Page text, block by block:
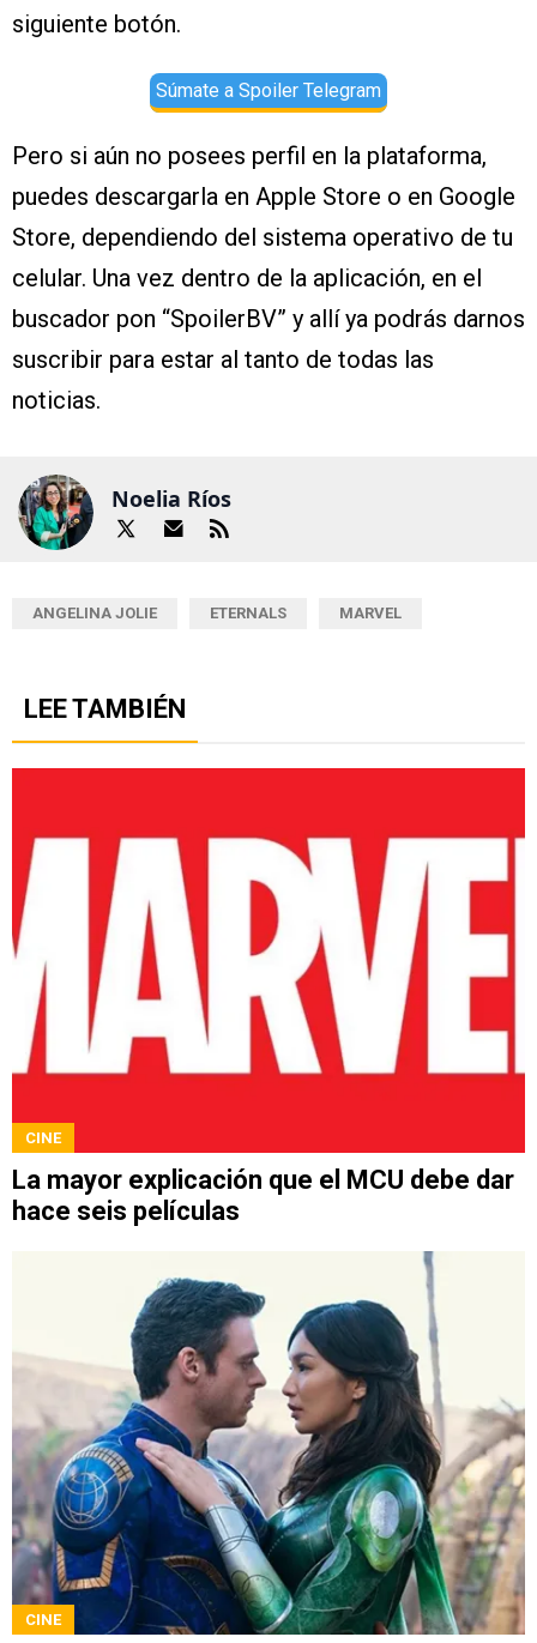
siguiente botón.
Súmate a Spoiler Telegram
Pero si aún no posees perfil en la plataforma,
puedes descargarla en Apple Store o en Google
Store, dependiendo del sistema operativo de tu
celular. Una vez dentro de la aplicación, en el
buscador pon “SpoilerBV” y allí ya podrás darnos
suscribir para estar al tanto de todas las
noticias.
Noelia Ríos
ANGELINA JOLIE ETERNALS MARVEL
LEE TAMBIÉN
CINE
La mayor explicación que el MCU debe dar
hace seis películas
CINE